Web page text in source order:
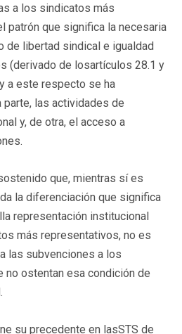
a los sindicatos más
patrón que significa la necesaria
de libertad sindical e igualdad
(derivado de losartículos 28.1 y
a este respecto se ha
las actividades de
y, de otra, el acceso a
que, mientras sí es
la diferenciación que significa
representación institucional
más representativos, no es
las subvenciones a los
ostentan esa condición de
su precedente en lasSTS de